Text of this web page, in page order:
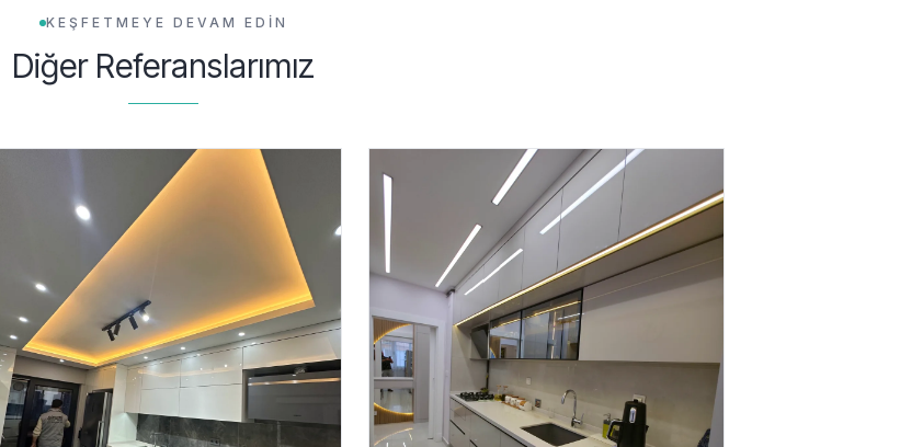
KEŞFETMEYE DEVAM EDİN
Diğer Referanslarımız